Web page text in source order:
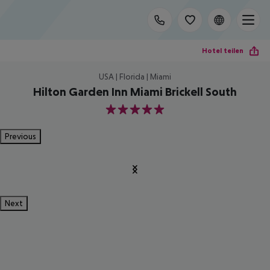
Hotel teilen
USA | Florida | Miami
Hilton Garden Inn Miami Brickell South
5
Previous
Next